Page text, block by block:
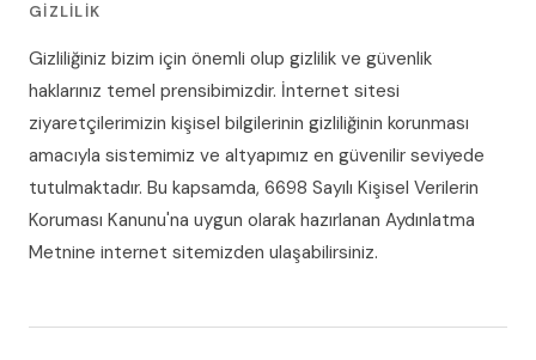
GIZLILIK
Gizliliğiniz bizim için önemli olup gizlilik ve güvenlik
haklarınız temel prensibimizdir. İnternet sitesi
ziyaretçilerimizin kişisel bilgilerinin gizliliğinin korunması
amacıyla sistemimiz ve altyapımız en güvenilir seviyede
tutulmaktadır. Bu kapsamda, 6698 Sayılı Kişisel Verilerin
Koruması Kanunu'na uygun olarak hazırlanan Aydınlatma
Metnine internet sitemizden ulaşabilirsiniz.